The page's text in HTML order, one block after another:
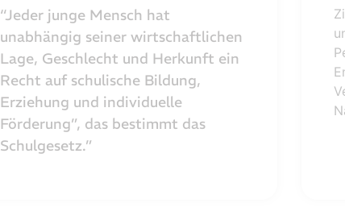
“Jeder junge Mensch hat
unabhängig seiner wirtschaftlichen
Lage, Geschlecht und Herkunft ein
Recht auf schulische Bildung,
Erziehung und individuelle
Förderung”, das bestimmt das
Schulgesetz.”